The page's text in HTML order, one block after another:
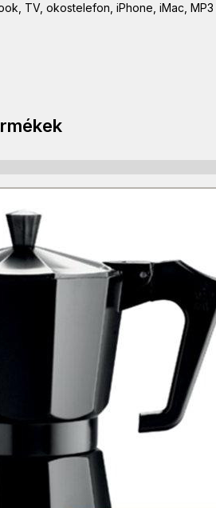
TV, okostelefon, iPhone, iMac, MP3